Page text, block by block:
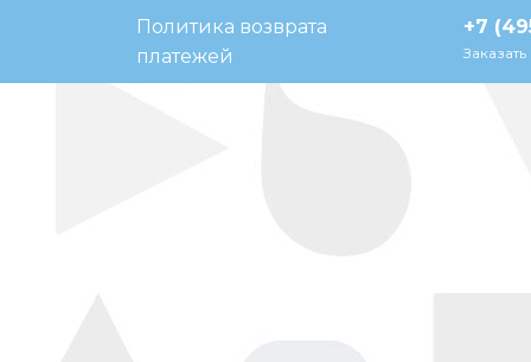
Политика возврата
платежей
+7